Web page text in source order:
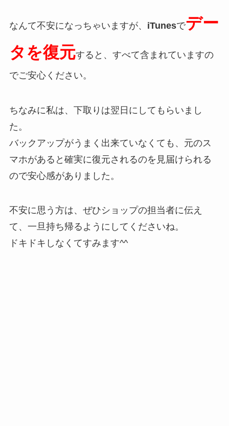
なんて不安になっちゃいますが、 iTunesでデー
タを復元すると、すべて含まれていますの
でご安心ください。
ちなみに私は、下取りは翌日にしてもらいまし
た。
バックアップがうまく出来ていなくても、元のス
マホがあると確実に復元されるのを見届けられる
ので安心感がありました。
不安に思う方は、ぜひショップの担当者に伝え
て、一旦持ち帰るようにしてくださいね。
ドキドキしなくてすみます^^